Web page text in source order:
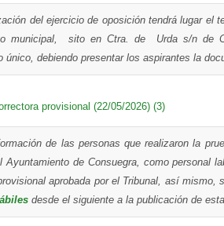
del ejercicio de oposición tendrá lugar el
municipal, sito en Ctra. de Urda s/n de
único, debiendo presentar los aspirantes la
provisional (22/05/2026) (3)
de las personas que realizaron la
Ayuntamiento de Consuegra, como personal
aprobada por el Tribunal, así
desde el siguiente a la publicación de